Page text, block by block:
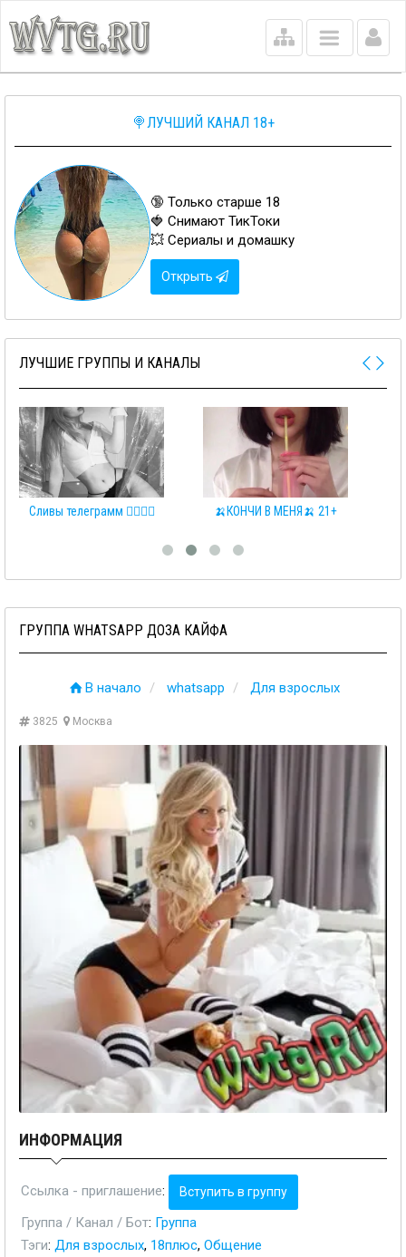
Main
menu
🍭ЛУЧШИЙ КАНАЛ 18+
🔞 Только старше 18
🍓 Снимают ТикТоки
💥 Сериалы и домашку
Открыть
ЛУЧШИЕ ГРУППЫ И КАНАЛЫ
Сливы телеграмм 👩‍❤️‍💋‍👨 🍌КОНЧИ В МЕНЯ🍌 21+
ГРУППА WHATSAPP ДОЗА КАЙФА
В начало whatsapp Для взрослых
3825 Москва
ИНФОРМАЦИЯ
Ссылка - приглашение: Вступить в группу
Группа / Канал / Бот: Группа
Тэги: Для взрослых, 18плюс, Общение